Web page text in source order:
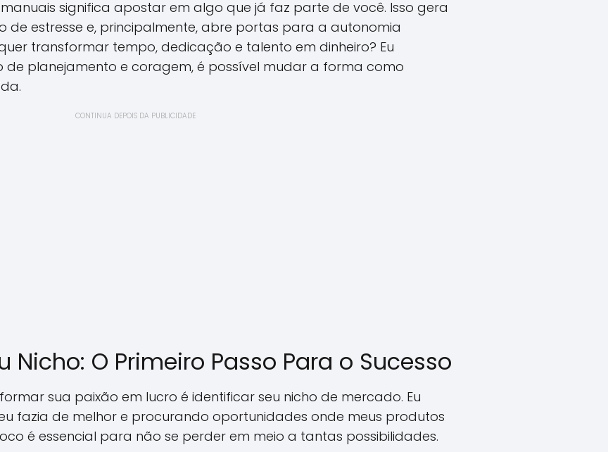
significa apostar em algo que já faz parte de você. Isso gera
de estresse e, principalmente, abre portas para a autonomia
transformar tempo, dedicação e talento em dinheiro? Eu
planejamento e coragem, é possível mudar a forma como
CONTINUA DEPOIS DA PUBLICIDADE
Nicho: O Primeiro Passo Para o Sucesso
sua paixão em lucro é identificar seu nicho de mercado. Eu
fazia de melhor e procurando oportunidades onde meus produtos
é essencial para não se perder em meio a tantas possibilidades.